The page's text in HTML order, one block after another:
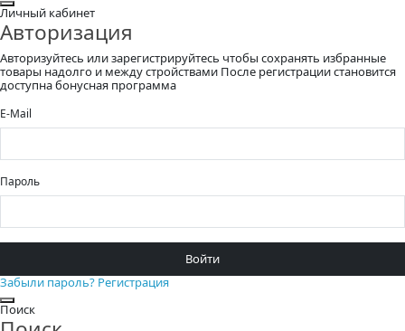
Закрыть
Личный кабинет
Авторизация
Авторизуйтесь или зарегистрируйтесь чтобы сохранять избранные
товары надолго и между стройствами После регистрации становится
доступна бонусная программа
E-Mail
Пароль
Войти
Забыли пароль? Регистрация
Закрыть
Поиск